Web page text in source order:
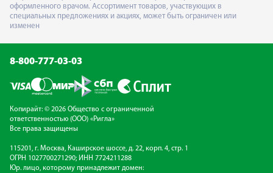
оформленного врачом. Ассортимент товаров, участвующих в
специальных предложениях и акциях, может быть ограничен или
изменен
8-800-777-03-03
Копирайт: © 2026 Общество с ограниченной
ответственностью (ООО) «Ригла»
Все права защищены
115201, г. Москва, Каширское шоссе, д. 22, корп. 4, стр. 1
ОГРН 1027700271290; ИНН 7724211288
Юр. лицо, которому принадлежит домен: